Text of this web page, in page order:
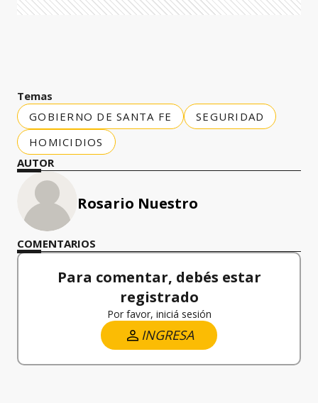
Temas
GOBIERNO DE SANTA FE
SEGURIDAD
HOMICIDIOS
AUTOR
Rosario Nuestro
COMENTARIOS
Para comentar, debés estar
registrado
Por favor, iniciá sesión
INGRESA